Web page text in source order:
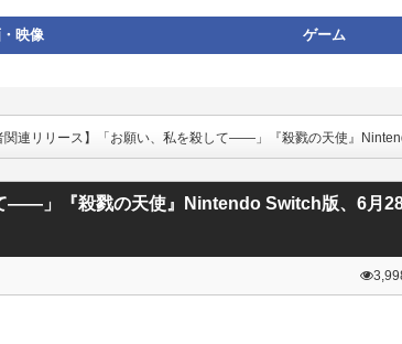
映像 ゲーム
関連リリース】「お願い、私を殺して――」『殺戮の天使』
――」『殺戮の天使』Nintendo Switch版、6月